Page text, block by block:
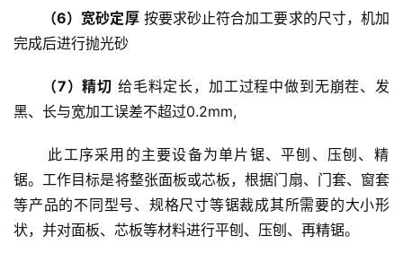
（6）宽砂定厚 按要求砂止符合加工要求的尺寸，机加
完成后进行抛光砂
（7）精切 给毛料定长，加工过程中做到无崩茬、发
黑、长与宽加工误差不超过0.2mm,
锯。工作目标是将整张面板或芯板，根据门扇、门套、窗套
等产品的不同型号、规格尺寸等锯裁成其所需要的大小形
状，并对面板、芯板等材料进行平刨、压刨、再精锯。